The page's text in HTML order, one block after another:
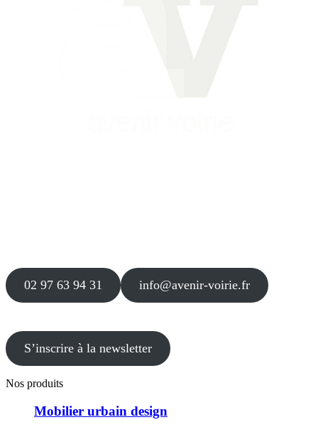
02 97 63 94 31 info@avenir-voirie.fr
S’inscrire à la newsletter
Nos produits
Mobilier urbain design